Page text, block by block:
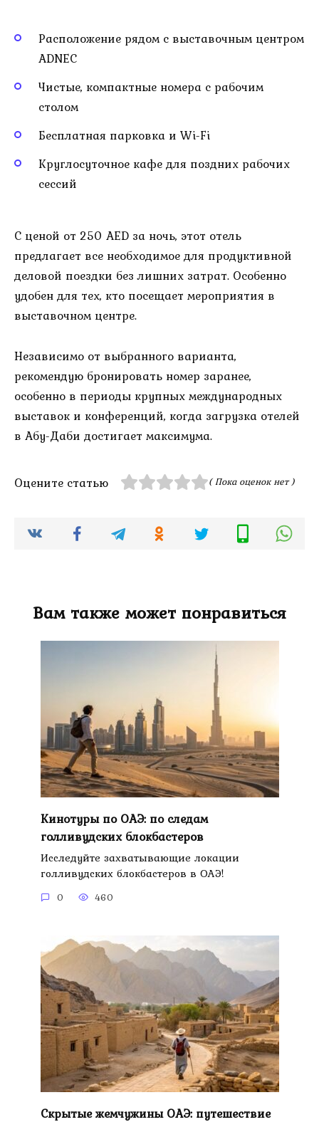
Расположение рядом с выставочным центром
ADNEC
Чистые, компактные номера с рабочим
столом
Бесплатная парковка и Wi-Fi
Круглосуточное кафе для поздних рабочих
сессий
С ценой от 250 AED за ночь, этот отель
предлагает все необходимое для продуктивной
деловой поездки без лишних затрат. Особенно
удобен для тех, кто посещает мероприятия в
выставочном центре.
Независимо от выбранного варианта,
рекомендую бронировать номер заранее,
особенно в периоды крупных международных
выставок и конференций, когда загрузка отелей
в Абу-Даби достигает максимума.
Оцените статью ( Пока оценок нет )
Вам также может понравиться
Кинотуры по ОАЭ: по следам
голливудских блокбастеров
Исследуйте захватывающие локации
голливудских блокбастеров в ОАЭ!
0 460
Скрытые жемчужины ОАЭ: путешествие